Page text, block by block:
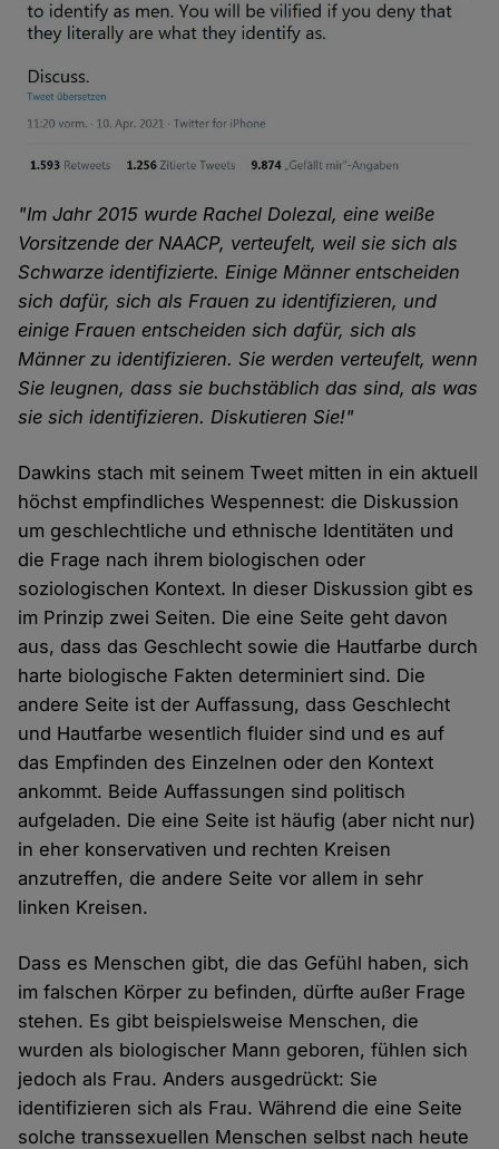
"Im Jahr 2015 wurde Rachel Dolezal, eine weiße
Vorsitzende der NAACP, verteufelt, weil sie sich als
Schwarze identifizierte. Einige Männer entscheiden
sich dafür, sich als Frauen zu identifizieren, und
einige Frauen entscheiden sich dafür, sich als
Männer zu identifizieren. Sie werden verteufelt, wenn
Sie leugnen, dass sie buchstäblich das sind, als was
sie sich identifizieren. Diskutieren Sie!"
Dawkins stach mit seinem Tweet mitten in ein aktuell
höchst empfindliches Wespennest: die Diskussion
um geschlechtliche und ethnische Identitäten und
die Frage nach ihrem biologischen oder
soziologischen Kontext. In dieser Diskussion gibt es
im Prinzip zwei Seiten. Die eine Seite geht davon
aus, dass das Geschlecht sowie die Hautfarbe durch
harte biologische Fakten determiniert sind. Die
andere Seite ist der Auffassung, dass Geschlecht
und Hautfarbe wesentlich fluider sind und es auf
das Empfinden des Einzelnen oder den Kontext
ankommt. Beide Auffassungen sind politisch
aufgeladen. Die eine Seite ist häufig (aber nicht nur)
in eher konservativen und rechten Kreisen
anzutreffen, die andere Seite vor allem in sehr
linken Kreisen.
Dass es Menschen gibt, die das Gefühl haben, sich
im falschen Körper zu befinden, dürfte außer Frage
stehen. Es gibt beispielsweise Menschen, die
wurden als biologischer Mann geboren, fühlen sich
jedoch als Frau. Anders ausgedrückt: Sie
identifizieren sich als Frau. Während die eine Seite
solche transsexuellen Menschen selbst nach heute